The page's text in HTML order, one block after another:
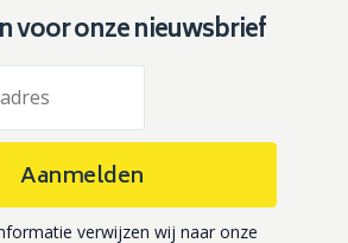
voor onze nieuwsbrief
Aanmelden
verwijzen wij naar onze